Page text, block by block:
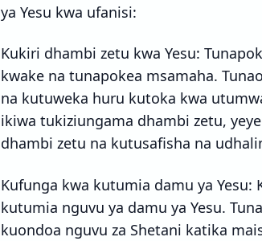
ya Yesu kwa ufanisi:
Kukiri dhambi zetu kwa Yesu:
kwake na tunapokea msamaha.
na kutuweka huru kutoka kwa
ikiwa tukiziungama dhambi zetu,
dhambi zetu na kutusafisha na
Kufunga kwa kutumia damu ya
kutumia nguvu ya damu ya Yesu.
kuondoa nguvu za Shetani katika